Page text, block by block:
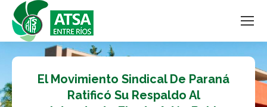
El Movimiento Sindical De Paraná
Ratificó Su Respaldo Al